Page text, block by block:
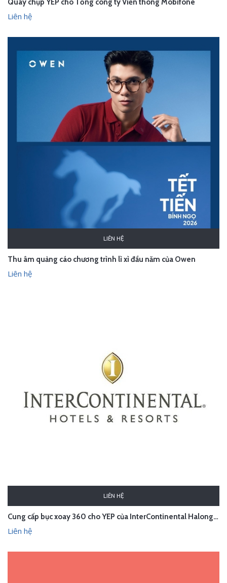
Quay chụp YEP cho Tổng công ty Viễn thông Mobifone
Liên hệ
LIÊN HỆ
Thu âm quảng cáo chương trình lì xì đầu năm của Owen
Liên hệ
LIÊN HỆ
Cung cấp bục xoay 360 cho YEP của InterContinental Halong Bay
Liên hệ